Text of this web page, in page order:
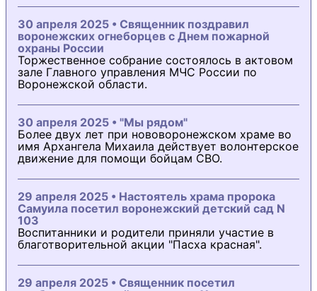
30 апреля 2025 • Священник поздравил
воронежских огнеборцев с Днем пожарной
охраны России
Торжественное собрание состоялось в актовом
зале Главного управления МЧС России по
Воронежской области.
30 апреля 2025 • "Мы рядом"
Более двух лет при нововоронежском храме во
имя Архангела Михаила действует волонтерское
движение для помощи бойцам СВО.
29 апреля 2025 • Настоятель храма пророка
Самуила посетил воронежский детский сад N
103
Воспитанники и родители приняли участие в
благотворительной акции "Пасха красная".
29 апреля 2025 • Священник посетил